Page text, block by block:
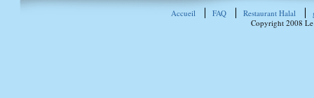
Accueil FAQ Restaurant Halal
Copyright 2008